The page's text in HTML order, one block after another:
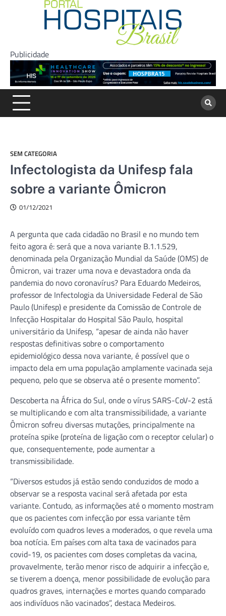
Publicidade
SEM CATEGORIA
Infectologista da Unifesp fala
sobre a variante Ômicron
01/12/2021
A pergunta que cada cidadão no Brasil e no mundo tem
feito agora é: será que a nova variante B.1.1.529,
denominada pela Organização Mundial da Saúde (OMS) de
Ômicron, vai trazer uma nova e devastadora onda da
pandemia do novo coronavírus? Para Eduardo Medeiros,
professor de Infectologia da Universidade Federal de São
Paulo (Unifesp) e presidente da Comissão de Controle de
Infecção Hospitalar do Hospital São Paulo, hospital
universitário da Unifesp, “apesar de ainda não haver
respostas definitivas sobre o comportamento
epidemiológico dessa nova variante, é possível que o
impacto dela em uma população amplamente vacinada seja
pequeno, pelo que se observa até o presente momento”.
Descoberta na África do Sul, onde o vírus SARS-CoV-2 está
se multiplicando e com alta transmissibilidade, a variante
Ômicron sofreu diversas mutações, principalmente na
proteína spike (proteína de ligação com o receptor celular) o
que, consequentemente, pode aumentar a
transmissibilidade.
“Diversos estudos já estão sendo conduzidos de modo a
observar se a resposta vacinal será afetada por esta
variante. Contudo, as informações até o momento mostram
que os pacientes com infecção por essa variante têm
evoluído com quadros leves a moderados, o que revela uma
boa notícia. Em países com alta taxa de vacinados para
covid-19, os pacientes com doses completas da vacina,
provavelmente, terão menor risco de adquirir a infecção e,
se tiverem a doença, menor possibilidade de evolução para
quadros graves, internações e mortes quando comparado
aos indivíduos não vacinados”, destaca Medeiros.